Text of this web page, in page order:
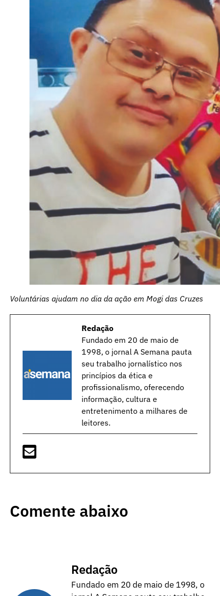
Voluntárias ajudam no dia da ação em Mogi das Cruzes
Redação
Fundado em 20 de maio de
1998, o jornal A Semana pauta
seu trabalho jornalístico nos
princípios da ética e
profissionalismo, oferecendo
informação, cultura e
entretenimento a milhares de
leitores.
Comente abaixo
Redação
Fundado em 20 de maio de 1998, o